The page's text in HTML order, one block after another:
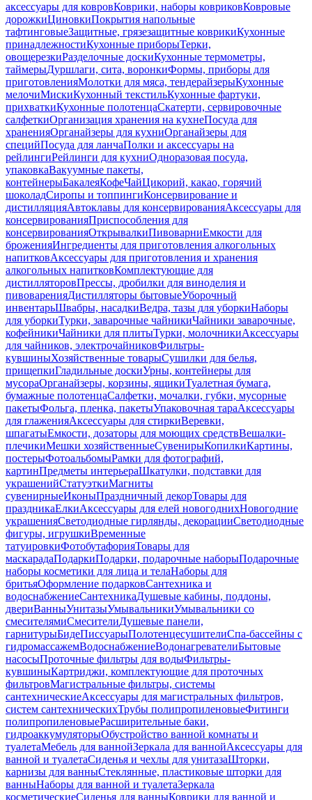
аксессуары для ковровКоврики, наборы ковриковКовровые
дорожкиЦиновкиПокрытия напольные
тафтинговыеЗащитные, грязезащитные коврикиКухонные
принадлежностиКухонные приборыТерки,
овощерезкиРазделочные доскиКухонные термометры,
таймерыДуршлаги, сита, воронкиФормы, приборы для
приготовленияМолотки для мяса, тендерайзерыКухонные
мелочиМискиКухонный текстильКухонные фартуки,
прихваткиКухонные полотенцаСкатерти, сервировочные
салфеткиОрганизация хранения на кухнеПосуда для
храненияОрганайзеры для кухниОрганайзеры для
специйПосуда для ланчаПолки и аксессуары на
рейлингиРейлинги для кухниОдноразовая посуда,
упаковкаВакуумные пакеты,
контейнерыБакалеяКофеЧайЦикорий, какао, горячий
шоколадСиропы и топпингиКонсервирование и
дистилляцияАвтоклавы для консервированияАксессуары для
консервированияПриспособления для
консервированияОткрывалкиПивоварниЕмкости для
броженияИнгредиенты для приготовления алкогольных
напитковАксессуары для приготовления и хранения
алкогольных напитковКомплектующие для
дистилляторовПрессы, дробилки для виноделия и
пивоваренияДистилляторы бытовыеУборочный
инвентарьШвабры, насадкиВедра, тазы для уборкиНаборы
для уборкиТурки, заварочные чайникиЧайники заварочные,
кофейникиЧайники для плитыТурки, молочникиАксессуары
для чайников, электрочайниковФильтры-
кувшиныХозяйственные товарыСушилки для белья,
прищепкиГладильные доскиУрны, контейнеры для
мусораОрганайзеры, корзины, ящикиТуалетная бумага,
бумажные полотенцаСалфетки, мочалки, губки, мусорные
пакетыФольга, пленка, пакетыУпаковочная тараАксессуары
для глаженияАксессуары для стиркиВеревки,
шпагатыЕмкости, дозаторы для моющих средствВешалки-
плечикиМешки хозяйственныеСувенирыКопилкиКартины,
постерыФотоальбомыРамки для фотографий,
картинПредметы интерьераШкатулки, подставки для
украшенийСтатуэткиМагниты
сувенирныеИконыПраздничный декорТовары для
праздникаЕлкиАксессуары для елей новогоднихНовогодние
украшенияСветодиодные гирлянды, декорацииСветодиодные
фигуры, игрушкиВременные
татуировкиФотобутафорияТовары для
маскарадаПодаркиПодарки, подарочные наборыПодарочные
наборы косметики для лица и телаНаборы для
бритьяОформление подарковСантехника и
водоснабжениеСантехникаДушевые кабины, поддоны,
двериВанныУнитазыУмывальникиУмывальники со
смесителямиСмесителиДушевые панели,
гарнитурыБидеПиссуарыПолотенцесушителиСпа-бассейны с
гидромассажемВодоснабжениеВодонагревателиБытовые
насосыПроточные фильтры для водыФильтры-
кувшиныКартриджи, комплектующие для проточных
фильтровМагистральные фильтры, системы
сантехническиеАксессуары для магистральных фильтров,
систем сантехническихТрубы полипропиленовыеФитинги
полипропиленовыеРасширительные баки,
гидроаккумуляторыОбустройство ванной комнаты и
туалетаМебель для ваннойЗеркала для ваннойАксессуары для
ванной и туалетаСиденья и чехлы для унитазаШторки,
карнизы для ванныСтеклянные, пластиковые шторки для
ванныНаборы для ванной и туалетаЗеркала
косметическиеСиденья для ванныКоврики для ванной и